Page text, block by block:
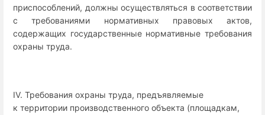
приспособлений, должны осуществляться в соответствии
с требованиями нормативных правовых актов,
содержащих государственные нормативные требования
охраны труда.
IV. Требования охраны труда, предъявляемые
к территории производственного объекта (площадкам,